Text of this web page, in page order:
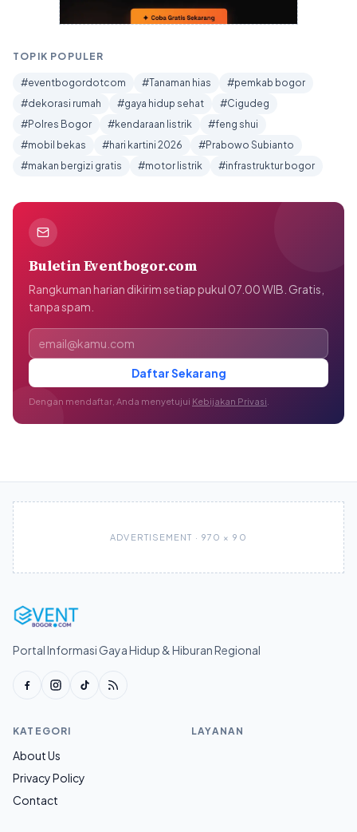
TOPIK POPULER
#eventbogordotcom #Tanaman hias
#pemkab bogor
#dekorasi rumah
#gaya hidup sehat
#Cigudeg
#Polres Bogor
#kendaraan listrik
#feng shui
#mobil bekas
#hari kartini 2026
#Prabowo Subianto
#makan bergizi gratis
#motor listrik #infrastruktur bogor
Buletin Eventbogor.com
Rangkuman harian dikirim setiap pukul 07.00 WIB. Gratis,
tanpa spam.
Alamat email
Daftar Sekarang
Dengan mendaftar, Anda menyetujui Kebijakan Privasi
ADVERTISEMENT · 970 × 90
Portal Informasi Gaya Hidup & Hiburan Regional
KATEGORI
About Us
Privacy Policy
Contact
LAYANAN